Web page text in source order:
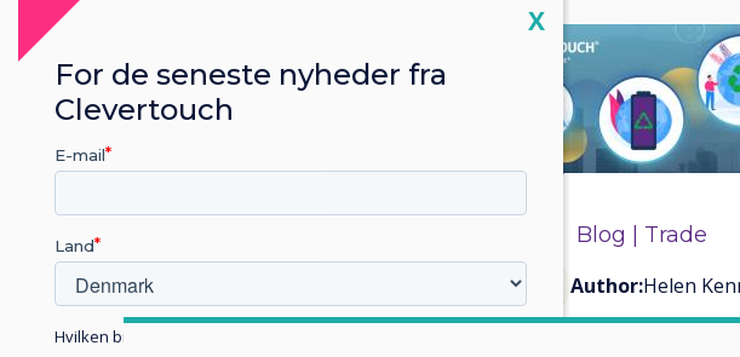
Blog | Trade
Author:Helen
Close
X
For de seneste nyheder fra
Clevertouch
E-mail
Land
Hvilken branche arbejder du i?